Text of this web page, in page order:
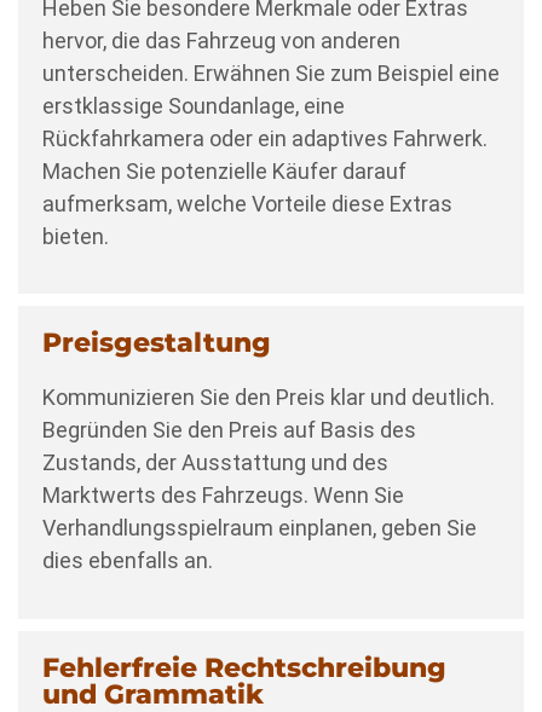
Heben Sie besondere Merkmale oder Extras
hervor, die das Fahrzeug von anderen
unterscheiden. Erwähnen Sie zum Beispiel eine
erstklassige Soundanlage, eine
Rückfahrkamera oder ein adaptives Fahrwerk.
Machen Sie potenzielle Käufer darauf
aufmerksam, welche Vorteile diese Extras
bieten.
Preisgestaltung
Kommunizieren Sie den Preis klar und deutlich.
Begründen Sie den Preis auf Basis des
Zustands, der Ausstattung und des
Marktwerts des Fahrzeugs. Wenn Sie
Verhandlungsspielraum einplanen, geben Sie
dies ebenfalls an.
Fehlerfreie Rechtschreibung
und Grammatik